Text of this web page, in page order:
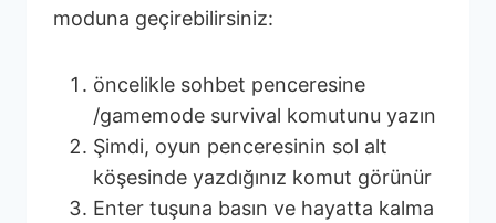
moduna geçirebilirsiniz:
öncelikle sohbet penceresine
/gamemode survival komutunu yazın
Şimdi, oyun penceresinin sol alt
köşesinde yazdığınız komut görünür
Enter tuşuna basın ve hayatta kalma